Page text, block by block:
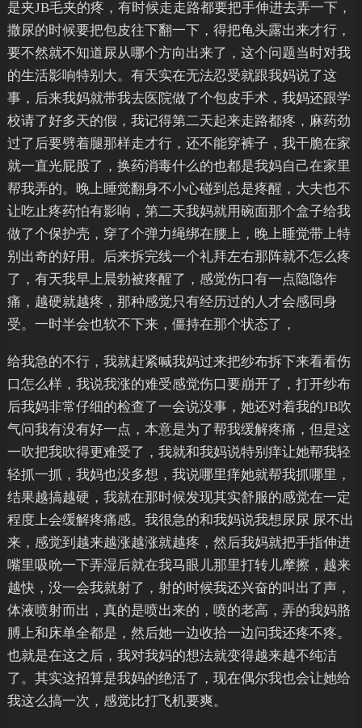
是夹JB毛夹的疼，有时候走走路都要把手伸进去弄一下，
撒尿的时候要把包皮往下翻一下，得把龟头露出来才行，
要不然就不知道尿从哪个方向出来了，这个问题当时对我
的生活影响特别大。有天实在无法忍受就跟我妈说了这
事，后来我妈就带我去医院做了个包皮手术，我妈还跟学
校请了好多天的假，我记得第二天起来走路都疼，麻药劲
过了后要劈着腿那样走才行，还不能穿裤子，我干脆在家
就一直光屁股了，换药消毒什么的也都是我妈自己在家里
帮我弄的。晚上睡觉翻身不小心碰到总是疼醒，大夫也不
让吃止疼药怕有影响，第二天我妈就用碗面那个盒子给我
做了个保护壳，穿了个弹力绳绑在腰上，晚上睡觉带上特
别出奇的好用。后来拆完线一个礼拜左右那阵就不怎么疼
了，有天我早上晨勃被疼醒了，感觉伤口有一点隐隐作
痛，越硬就越疼，那种感觉只有经历过的人才会感同身
受。一时半会也软不下来，僵持在那个状态了，
给我急的不行，我就赶紧喊我妈过来把纱布拆下来看看伤
口怎么样，我说我涨的难受感觉伤口要崩开了，打开纱布
后我妈非常仔细的检查了一会说没事，她还对着我的JB吹
气问我有没有好一点，本意是为了帮我缓解疼痛，但是这
一吹把我吹得更难受了，我就和我妈说特别痒让她帮我轻
轻抓一抓，我妈也没多想，我说哪里痒她就帮我抓哪里，
结果越搞越硬，我就在那时候发现其实舒服的感觉在一定
程度上会缓解疼痛感。我很急的和我妈说我想尿尿 尿不出
来，感觉到越来越涨越涨就越疼，然后我妈就把手指伸进
嘴里吸吮一下弄湿后就在我马眼儿那里打转儿摩擦，越来
越快，没一会我就射了，射的时候我还兴奋的叫出了声，
体液喷射而出，真的是喷出来的，喷的老高，弄的我妈胳
膊上和床单全都是，然后她一边收拾一边问我还疼不疼。
也就是在这之后，我对我妈的想法就变得越来越不纯洁
了。其实这招算是我妈的绝活了，现在偶尔我也会让她给
我这么搞一次，感觉比打飞机要爽。